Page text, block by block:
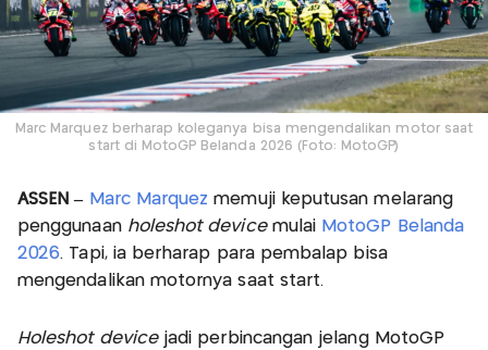
Marc Marquez berharap koleganya bisa mengendalikan motor saat
start di MotoGP Belanda 2026 (Foto: MotoGP)
ASSEN – Marc Marquez memuji keputusan melarang
penggunaan holeshot devicemulai MotoGP Belanda
2026. Tapi, ia berharap para pembalap bisa
mengendalikan motornya saat start.
Holeshot devicejadi perbincangan jelang MotoGP